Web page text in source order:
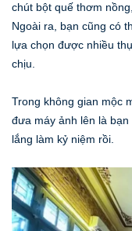
chút bột quế thơm
Ngoài ra, bạn cũng có
lựa chọn được nhiều
chịu.
Trong không gian mộc
đưa máy ảnh lên là
lắng làm kỷ niệm rồi.